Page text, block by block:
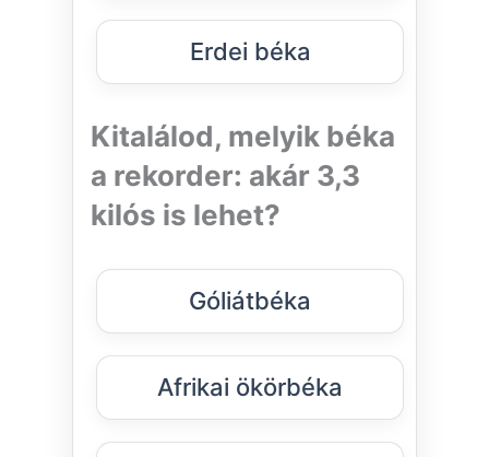
Erdei béka
Kitalálod, melyik béka
a rekorder: akár 3,3
kilós is lehet?
Góliátbéka
Afrikai ökörbéka